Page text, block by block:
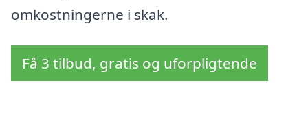
omkostningerne i skak.
Få 3 tilbud, gratis og uforpligtende